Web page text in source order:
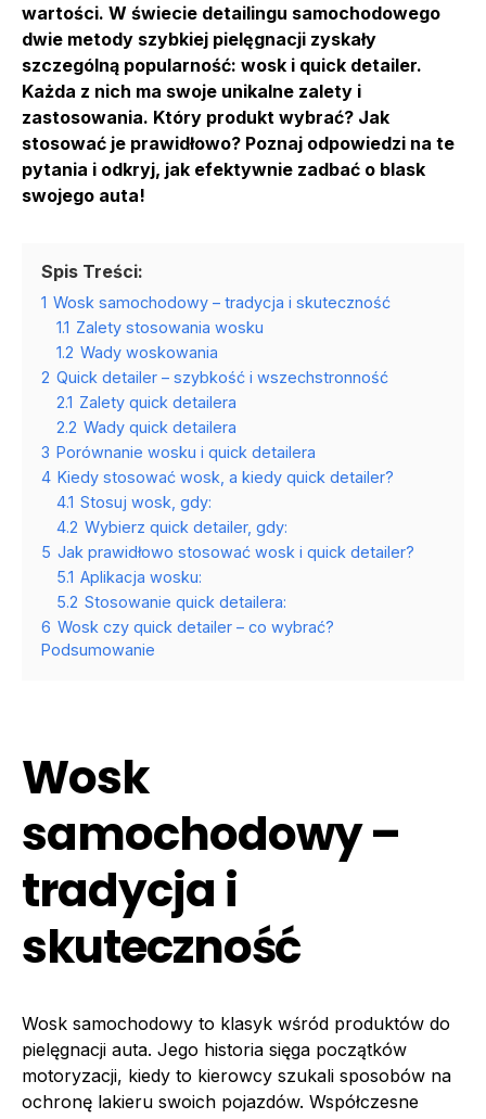
wartości. W świecie detailingu samochodowego
dwie metody szybkiej pielęgnacji zyskały
szczególną popularność: wosk i quick detailer.
Każda z nich ma swoje unikalne zalety i
zastosowania. Który produkt wybrać? Jak
stosować je prawidłowo? Poznaj odpowiedzi na te
pytania i odkryj, jak efektywnie zadbać o blask
swojego auta!
Spis Treści:
1 Wosk samochodowy – tradycja i skuteczność
1.1 Zalety stosowania wosku
1.2 Wady woskowania
2 Quick detailer – szybkość i wszechstronność
2.1 Zalety quick detailera
2.2 Wady quick detailera
3 Porównanie wosku i quick detailera
4 Kiedy stosować wosk, a kiedy quick detailer?
4.1 Stosuj wosk, gdy:
4.2 Wybierz quick detailer, gdy:
5 Jak prawidłowo stosować wosk i quick detailer?
5.1 Aplikacja wosku:
5.2 Stosowanie quick detailera:
6 Wosk czy quick detailer – co wybrać?
Podsumowanie
Wosk
samochodowy –
tradycja i
skuteczność
Wosk samochodowy to klasyk wśród produktów do
pielęgnacji auta. Jego historia sięga początków
motoryzacji, kiedy to kierowcy szukali sposobów na
ochronę lakieru swoich pojazdów. Współczesne